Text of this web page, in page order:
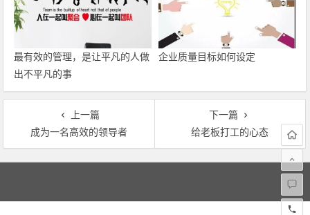
最有效的管理，是让平凡的人做
出不平凡的事
企业质量目标如何设定
上一篇
成为一名高效的领导者
下一篇
给老板打工的心态
文